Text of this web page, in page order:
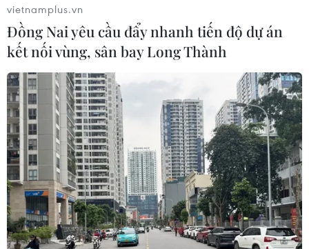
công của quân đội Ukraine vào
lực lượng Nga.
(TTXVN/Vietnam+)
vietnamplus.vn
Đồng Nai yêu cầu đẩy nhanh tiến độ dự án
kết nối vùng, sân bay Long Thành